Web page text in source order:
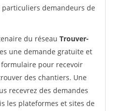
demandeurs de
du réseau Trouver-
une demande gratuite et
pour recevoir
des chantiers. Une
recevrez des demandes
les plateformes et sites de